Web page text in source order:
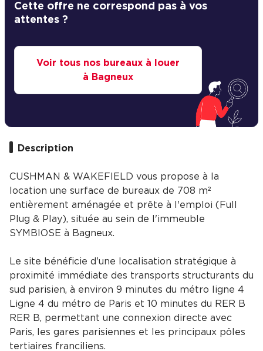
Cette offre ne correspond pas à vos
attentes ?
Voir tous nos bureaux à louer
à Bagneux
Description
CUSHMAN & WAKEFIELD vous propose à la
location une surface de bureaux de 708 m²
entièrement aménagée et prête à l'emploi (Full
Plug & Play), située au sein de l'immeuble
SYMBIOSE à Bagneux.
Le site bénéficie d'une localisation stratégique à
proximité immédiate des transports structurants du
sud parisien, à environ 9 minutes du métro ligne 4
Ligne 4 du métro de Paris et 10 minutes du RER B
RER B, permettant une connexion directe avec
Paris, les gares parisiennes et les principaux pôles
tertiaires franciliens.